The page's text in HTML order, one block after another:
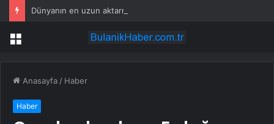
Menü
Anasayfa / Haber
Haber